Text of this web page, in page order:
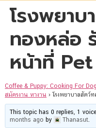
โรงพยาบ
ทองหล่อ
หน้าที่
Coffee & Puppy: Cooking For
สมัครงาน หางาน › โรงพยาบาลสัตว์
This topic has 0 replies, 1
months ago by Thanasut